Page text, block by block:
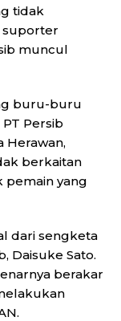
tidak
suporter
muncul
buru-buru
Persib
Herawan,
berkaitan
pemain yang
dari sengketa
Daisuke Sato.
berakar